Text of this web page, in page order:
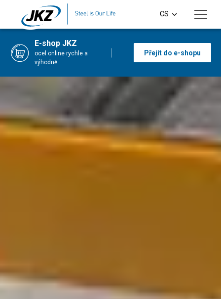
Přeskočit na hlavní obsah
CS
DE
PL
E-shop JKZ
ocel online rychle a
výhodně
Přejít do e-shopu